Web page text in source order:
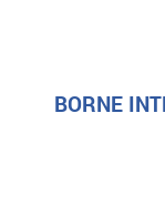
BORNE